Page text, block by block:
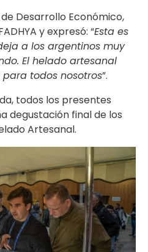
Desarrollo Económico,
y expresó: “Esta es
a los argentinos muy
El helado artesanal
todos nosotros”.
todos los presentes
degustación final de los
Artesanal.